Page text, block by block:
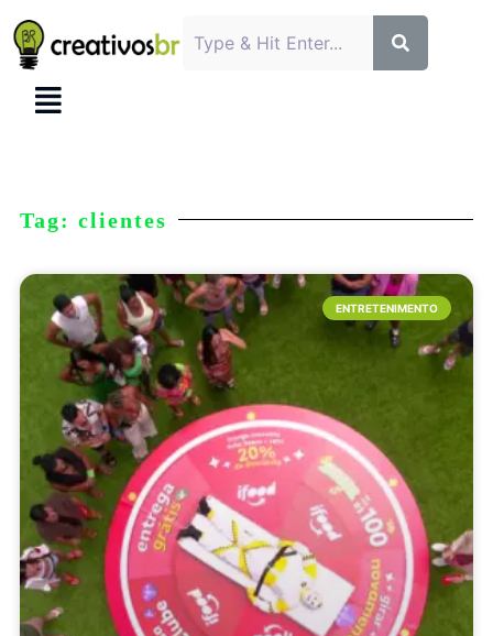
Tag: clientes
ENTRETENIMENTO